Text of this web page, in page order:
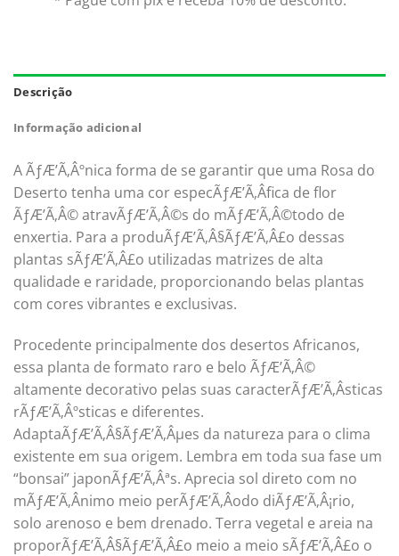
Descrição
Informação adicional
A ÃƒÆ’Ã‚Âºnica forma de se garantir que uma Rosa do
Deserto tenha uma cor especÃƒÆ’Ã‚Â­fica de flor
ÃƒÆ’Ã‚Â© atravÃƒÆ’Ã‚Â©s do mÃƒÆ’Ã‚Â©todo de
enxertia. Para a produÃƒÆ’Ã‚Â§ÃƒÆ’Ã‚Â£o dessas
plantas sÃƒÆ’Ã‚Â£o utilizadas matrizes de alta
qualidade e raridade, proporcionando belas plantas
com cores vibrantes e exclusivas.
Procedente principalmente dos desertos Africanos,
essa planta de formato raro e belo ÃƒÆ’Ã‚Â©
altamente decorativo pelas suas caracterÃƒÆ’Ã‚Â­sticas
rÃƒÆ’Ã‚Âºsticas e diferentes.
AdaptaÃƒÆ’Ã‚Â§ÃƒÆ’Ã‚Âµes da natureza para o clima
existente em sua origem. Lembra em toda sua fase um
“bonsai” japonÃƒÆ’Ã‚Âªs. Aprecia sol direto com no
mÃƒÆ’Ã‚Â­nimo meio perÃƒÆ’Ã‚Â­odo diÃƒÆ’Ã‚Â¡rio,
solo arenoso e bem drenado. Terra vegetal e areia na
proporÃƒÆ’Ã‚Â§ÃƒÆ’Ã‚Â£o meio a meio sÃƒÆ’Ã‚Â£o o